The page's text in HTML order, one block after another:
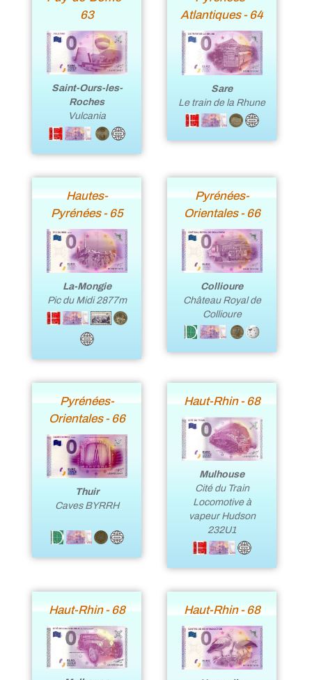
63
Saint-Ours-les-
Roches
Vulcania
Atlantiques - 64
Sare
Le train de la Rhune
Hautes-
Pyrénées - 65
La-Mongie
Pic du Midi 2877m
Pyrénées-
Orientales - 66
Collioure
Château Royal de
Collioure
Pyrénées-
Orientales - 66
Thuir
Caves BYRRH
Haut-Rhin - 68
Mulhouse
Cité du Train
Locomotive à
vapeur Hudson
232U1
Haut-Rhin - 68 Haut-Rhin - 68